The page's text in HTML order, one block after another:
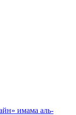
имама аль-